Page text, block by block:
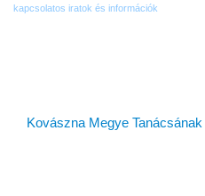
kapcsolatos iratok és információk
Kovászna Megye